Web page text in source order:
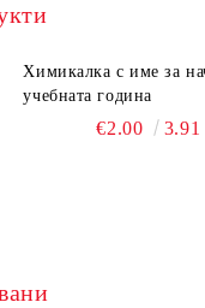
Химикалка с име за
учебната година
€2.00 3.91